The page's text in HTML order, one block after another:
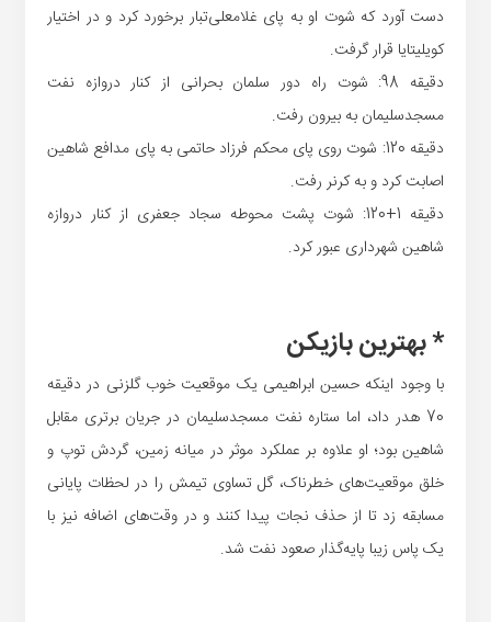
دست آورد که شوت او به پای غلامعلی‌تبار برخورد کرد و در اختیار
کویلیتایا قرار گرفت.
دقیقه 98: شوت راه دور سلمان بحرانی از کنار دروازه نفت
مسجدسلیمان به بیرون رفت.
دقیقه 120: شوت روی پای محکم فرزاد حاتمی به پای مدافع شاهین
اصابت کرد و به کرنر رفت.
دقیقه 1+120: شوت پشت محوطه سجاد جعفری از کنار دروازه
شاهین شهرداری عبور کرد.
* بهترین بازیکن
با وجود اینکه حسین ابراهیمی یک موقعیت خوب گلزنی در دقیقه
70 هدر داد، اما ستاره نفت مسجدسلیمان در جریان برتری مقابل
شاهین بود؛ او علاوه بر عملکرد موثر در میانه زمین، گردش توپ و
خلق موقعیت‌های خطرناک، گل تساوی تیمش را در لحظات پایانی
مسابقه زد تا از حذف نجات پیدا کنند و در وقت‌های اضافه نیز با
یک پاس زیبا پایه‌گذار صعود نفت شد.